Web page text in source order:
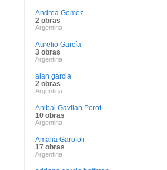
Andrea Gomez
2 obras
Argentina
Aurelio García
3 obras
Argentina
alan garcia
2 obras
Argentina
Anibal Gavilan Perot
10 obras
Argentina
Amalia Garofoli
17 obras
Argentina